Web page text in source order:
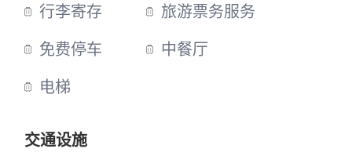
行李寄存 旅游票务服务
免费停车 中餐厅
电梯
交通设施